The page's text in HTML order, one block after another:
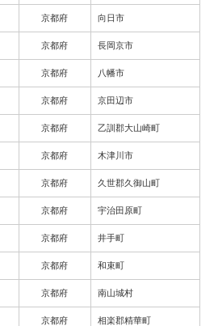
京都府 向日市
京都府 長岡京市
京都府 八幡市
京都府 京田辺市
京都府 乙訓郡大山崎町
京都府 木津川市
京都府 久世郡久御山町
京都府 宇治田原町
京都府 井手町
京都府 和束町
京都府 南山城村
京都府 相楽郡精華町